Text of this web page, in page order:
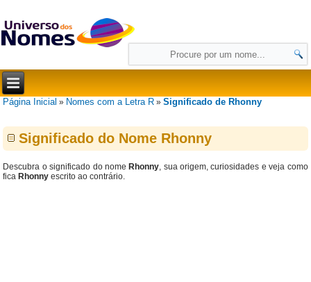
Página Inicial » Nomes com a Letra R »Significado de Rhonny
Significado do Nome Rhonny
Descubra o significado do nome Rhonny, sua origem, curiosidades e veja como
fica Rhonny escrito ao contrário.